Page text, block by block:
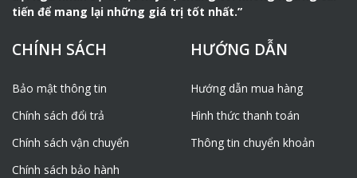
tiến để mang lại những giá trị tốt nhất.”
CHÍNH SÁCH
Bảo mật thông tin
Chính sách đổi trả
Chính sách vận chuyển
Chính sách bảo hành
HƯỚNG DẪN
Hướng dẫn mua hàng
Hình thức thanh toán
Thông tin chuyển khoản